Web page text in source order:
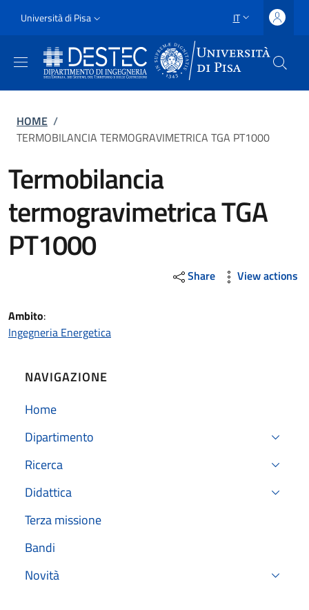
Slim
Università di Pisa SELETTORE
IT
Briciole di pane
HOME /
TERMOBILANCIA TERMOGRAVIMETRICA TGA PT1000
Termobilancia
termogravimetrica TGA
PT1000
Share View actions
Ambito:
Ingegneria Energetica
NAVIGAZIONE
Home
Dipartimento
Ricerca
Didattica
Terza missione
Bandi
Novità